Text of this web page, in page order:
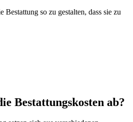
Bestattung so zu gestalten, dass sie zu
Bestattungskosten ab?